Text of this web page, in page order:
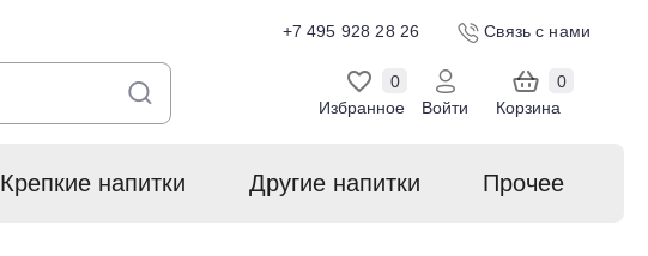
+7 495 928 28 26 Связь с нами
Избранное
0
Войти
Корзина
0
Крепкие напитки Другие напитки Прочее